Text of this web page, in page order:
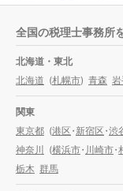
全国の税理士事務所
北海道・東北
北海道 (札幌市) 青森
関東
東京都 (港区・新宿区・渋
神奈川
(横浜市・川崎市・
栃木 群馬